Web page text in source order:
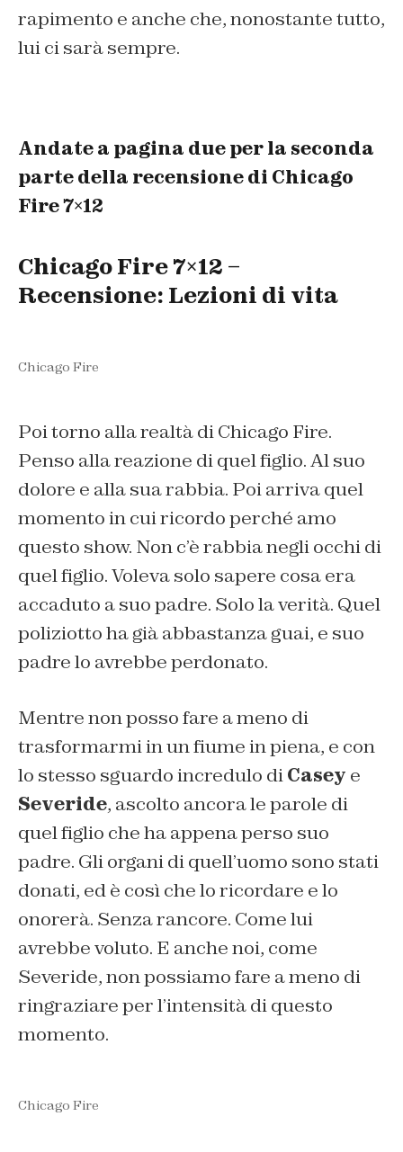
rapimento e anche che, nonostante tutto,
lui ci sarà sempre.
Andate a pagina due per la seconda
parte della recensione di Chicago
Fire 7×12
Chicago Fire 7×12 –
Recensione: Lezioni di vita
Chicago Fire
Poi torno alla realtà di Chicago Fire.
Penso alla reazione di quel figlio. Al suo
dolore e alla sua rabbia. Poi arriva quel
momento in cui ricordo perché amo
questo show. Non c’è rabbia negli occhi di
quel figlio. Voleva solo sapere cosa era
accaduto a suo padre. Solo la verità. Quel
poliziotto ha già abbastanza guai, e suo
padre lo avrebbe perdonato.
Mentre non posso fare a meno di
trasformarmi in un fiume in piena, e con
lo stesso sguardo incredulo diCasey e
Severide, ascolto ancora le parole di
quel figlio che ha appena perso suo
padre. Gli organi di quell’uomo sono stati
donati, ed è così che lo ricordare e lo
onorerà. Senza rancore. Come lui
avrebbe voluto. E anche noi, come
Severide, non possiamo fare a meno di
ringraziare per l’intensità di questo
momento.
Chicago Fire